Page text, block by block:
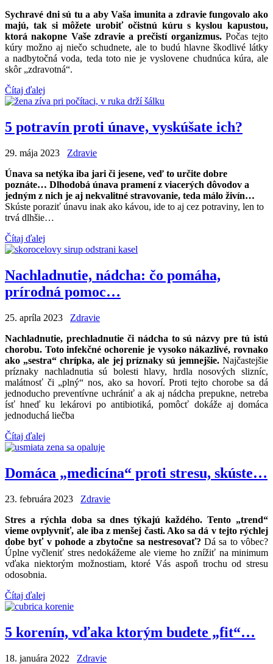
Sychravé dni sú tu a aby Vaša imunita a zdravie fungovalo ako
majú, tak si môžete urobiť očistnú kúru s kyslou kapustou,
ktorá nakopne Vaše zdravie a prečistí organizmus.Počas tejto
kúry možno aj niečo schudnete, ale to budú hlavne škodlivé látky
a nadbytočná voda, teda toto nie je vyslovene chudnúca kúra, ale
skôr „zdravotná“.
Čítaj ďalej
5 potravín proti únave, vyskúšate ich?
29. mája 2023
Zdravie
Únava sa netýka iba jari či jesene, veď to určite dobre
poznáte… Dlhodobá únava pramení z viacerých dôvodov a
jedným z nich je aj nekvalitné stravovanie, teda málo živín…
Skúste poraziť únavu inak ako kávou, ide to aj cez potraviny, len to
trvá dlhšie…
Čítaj ďalej
Nachladnutie, nádcha: čo pomáha,
prírodná pomoc…
25. apríla 2023
Zdravie
Nachladnutie, prechladnutie či nádcha to sú názvy pre tú istú
chorobu. Toto infekčné ochorenie je vysoko nákazlivé, rovnako
ako „sestra“ chrípka, ale jej príznaky sú jemnejšie.Najčastejšie
príznaky nachladnutia sú bolesti hlavy, hrdla nosových slizníc,
malátnosť či „plný“ nos, ako sa hovorí. Proti tejto chorobe sa dá
jednoducho preventívne uchrániť a ak aj nádcha prepukne, netreba
ísť hneď ku lekárovi po antibiotiká, pomôcť dokáže aj domáca
jednoduchá liečba
Čítaj ďalej
Domáca „medicína“ proti stresu, skúste…
23. februára 2023
Zdravie
Stres a rýchla doba sa dnes týkajú každého. Tento „trend“
vieme ovplyvniť, ale iba z menšej časti. Ako sa dá v tejto rýchlej
dobe byť v pohode a zbytočne sa nestresovať? Dá sa to vôbec?
Úplne vyčleniť stres nedokážeme ale vieme ho znížiť na minimum
vďaka niektorým možnostiam, ktoré Vás aspoň trochu od stresu
odosobnia.
Čítaj ďalej
5 korenín, vďaka ktorým budete „fit“…
18. januára 2022
Zdravie